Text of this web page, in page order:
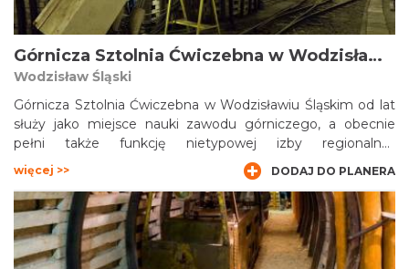
Bielszowice”, nastąpiło w grudniu 1985 r. Współcześnie na
bazie dawnego ośrodka szkoleniowego i wyrobisk „Królowej
Luizy” powstał Park 12C, dedykowany przede wszystkim dla
rodzinom z dziećmi i zorganizowanym grupom szkolnym.
Górnicza Sztolnia Ćwiczebna w Wodzisławiu Śląskim
Wodzisław Śląski
Górnicza Sztolnia Ćwiczebna w Wodzisławiu Śląskim od lat
służy jako miejsce nauki zawodu górniczego, a obecnie
pełni także funkcję nietypowej izby regionalnej,
przypominającej o górniczych tradycjach Wodzisławia
Śląskiego. Ćwiczebną Sztolnię oddano do użytku w 1984
roku. Znajdujące się kilka metrów pod ziemią chodniki i
ściany wyposażono w oryginalne maszyny i sprzęt
kopalniany - w tym w kombajny, przenośnik czy kolejkę.
więcej >> DODAJ DO PLANERA